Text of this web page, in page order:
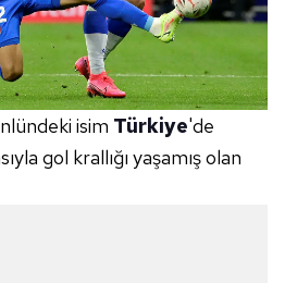
isim Türkiye'de
gol krallığı yaşamış olan